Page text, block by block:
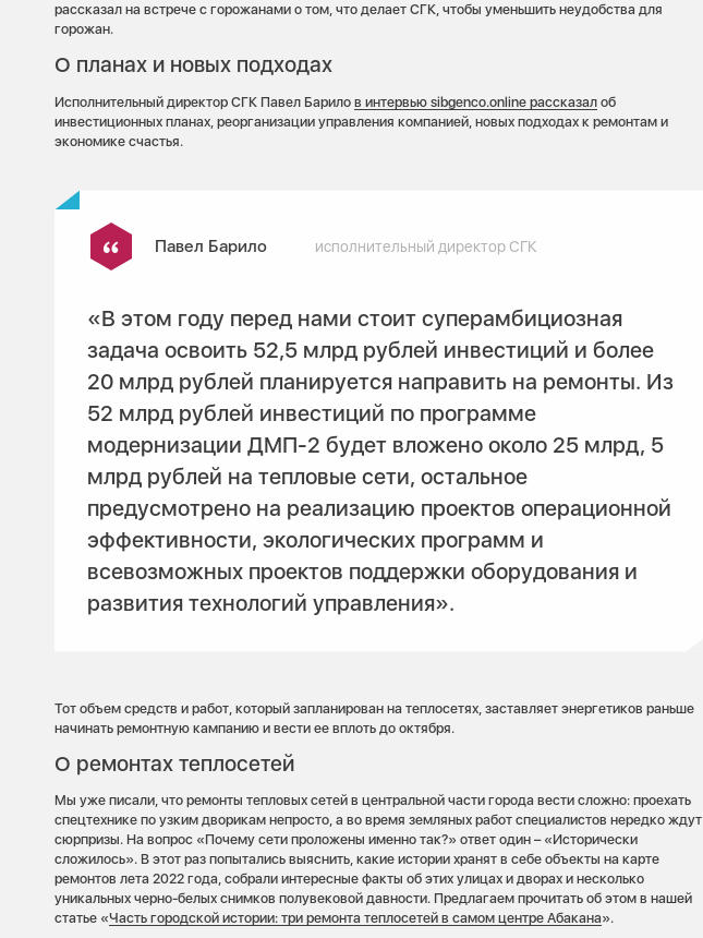
рассказал на встрече с горожанами о том, что делает СГК, чтобы уменьшить неудобства для
горожан.
О планах и новых подходах
Исполнительный директор СГК Павел Барилов интервью sibgenco.online рассказал об
инвестиционных планах, реорганизации управления компанией, новых подходах к ремонтам и
экономике счастья.
Павел Барило исполнительный директор СГК
«В этом году перед нами стоит суперамбициозная
задача освоить 52,5 млрд рублей инвестиций и более
20 млрд рублей планируется направить на ремонты. Из
52 млрд рублей инвестиций по программе
модернизации ДМП-2 будет вложено около 25 млрд, 5
млрд рублей на тепловые сети, остальное
предусмотрено на реализацию проектов операционной
эффективности, экологических программ и
всевозможных проектов поддержки оборудования и
развития технологий управления».
Тот объем средств и работ, который запланирован на теплосетях, заставляет энергетиков раньше
начинать ремонтную кампанию и вести ее вплоть до октября.
О ремонтах теплосетей
Мы уже писали, что ремонты тепловых сетей в центральной части города вести сложно: проехать
спецтехнике по узким дворикам непросто, а во время земляных работ специалистов нередко ждут
сюрпризы. На вопрос «Почему сети проложены именно так?» ответ один – «Исторически
сложилось». В этот раз попытались выяснить, какие истории хранят в себе объекты на карте
ремонтов лета 2022 года, собрали интересные факты об этих улицах и дворах и несколько
уникальных черно-белых снимков полувековой давности. Предлагаем прочитать об этом в нашей
статье «Часть городской истории: три ремонта теплосетей в самом центре Абакана».